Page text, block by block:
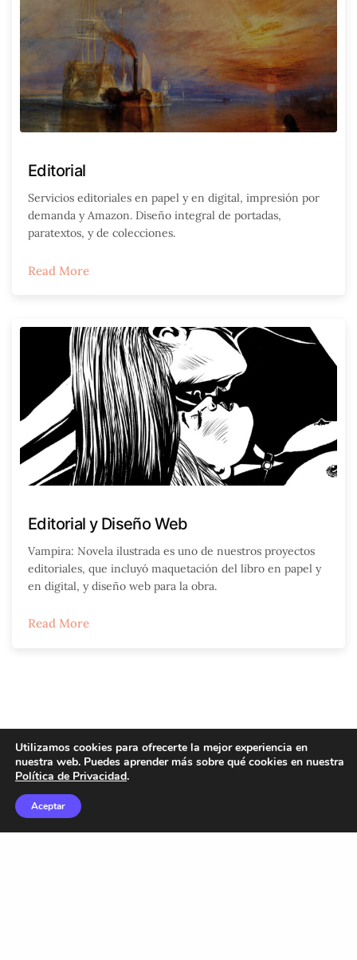
Editorial
Servicios editoriales en papel y en digital, impresión por
demanda y Amazon. Diseño integral de portadas,
paratextos, y de colecciones.
Read More
Editorial y Diseño Web
Vampira: Novela ilustrada es uno de nuestros proyectos
editoriales, que incluyó maquetación del libro en papel y
en digital, y diseño web para la obra.
Read More
Utilizamos cookies para ofrecerte la mejor experiencia en
nuestra web. Puedes aprender más sobre qué cookies en nuestra
Política de Privacidad.
Aceptar